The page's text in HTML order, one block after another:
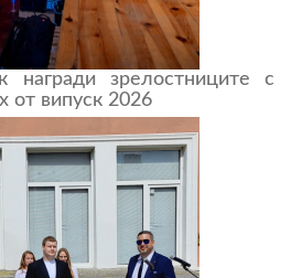
зрелостниците с
от випуск 2026